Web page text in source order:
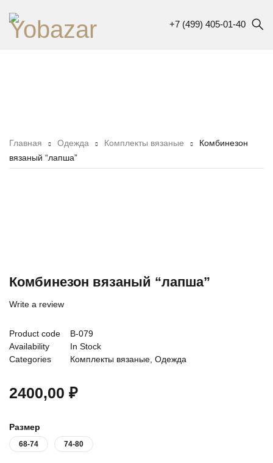
+7 (499) 405-01-40
Главная Одежда Комплекты вязаные
Комбинезон
вязаный “лапша”
Комбинезон вязаный “лапша”
Write a review
Product code
В-079
Availability
In Stock
Categories
Комплекты вязаные, Одежда
2400,00 ₽
Размер
68-74 74-80